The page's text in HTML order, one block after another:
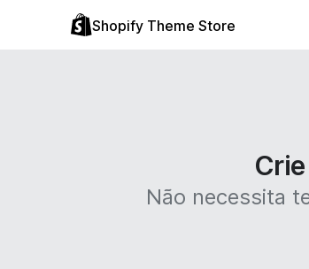
Shopify Theme Store
Não necessita